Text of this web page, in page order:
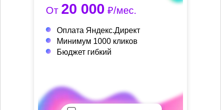
От 20 000 ₽/мес.
Оплата Яндекс.Директ
Минимум 1000 кликов
Бюджет гибкий